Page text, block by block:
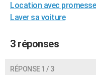
Destinations
City break
Voyage nature
Voyage de noces
Forum
Climat
+PHOTO
BONS PLANS
CARTE DE VOEUX
Location avec
Laver sa voiture
3 réponses
RÉPONSE 1 / 3